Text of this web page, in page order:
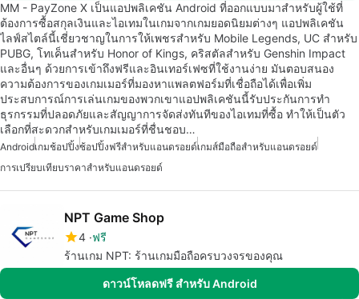
MM - PayZone X เป็นแอปพลิเคชัน Android ที่ออกแบบมาสำหรับผู้ใช้ที่
ต้องการซื้อสกุลเงินและไอเทมในเกมจากเกมยอดนิยมต่างๆ แอปพลิเคชัน
ไลฟ์สไตล์นี้เชี่ยวชาญในการให้เพชรสำหรับ Mobile Legends, UC สำหรับ
PUBG, โทเค็นสำหรับ Honor of Kings, คริสตัลสำหรับ Genshin Impact
และอื่นๆ ด้วยการเข้าถึงฟรีและอินเทอร์เฟซที่ใช้งานง่าย มันตอบสนอง
ความต้องการของเกมเมอร์ที่มองหาแพลตฟอร์มที่เชื่อถือได้เพื่อเพิ่ม
ประสบการณ์การเล่นเกมของพวกเขาแอปพลิเคชันนี้รับประกันการทำ
ธุรกรรมที่ปลอดภัยและสัญญาการจัดส่งทันทีของไอเทมที่ซื้อ ทำให้เป็นตัว
เลือกที่สะดวกสำหรับเกมเมอร์ที่ชื่นชอบ…
Androidเกมช้อปปิ้งช้อปปิ้งฟรีสำหรับแอนดรอยด์เกมส์มือถือสำหรับแอนดรอยด์
การเปรียบเทียบราคาสำหรับแอนดรอยด์
NPT Game Shop
4 ฟรี
ร้านเกม NPT: ร้านเกมมือถือครบวงจรของคุณ
ดาวน์โหลดฟรี สำหรับ Android